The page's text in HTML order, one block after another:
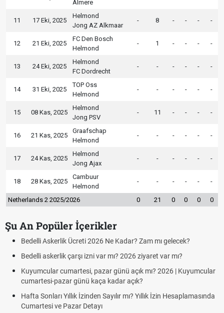
Almere
11 17 Eki, 2025
Helmond
Jong AZ Alkmaar
- 8 - - - -
12 21 Eki, 2025
FC Den Bosch
Helmond
- 1 - - - -
13 24 Eki, 2025
Helmond
FC Dordrecht
- - - - - -
14 31 Eki, 2025
TOP Oss
Helmond
- - - - - -
15 08 Kas, 2025
Helmond
Jong PSV
- 11 - - - -
16 21 Kas, 2025
Graafschap
Helmond
- - - - - -
17 24 Kas, 2025
Helmond
Jong Ajax
- - - - - -
18 28 Kas, 2025
Cambuur
Helmond
- - - - - -
Netherlands 2 2025/2026 0 21 0 0 0 0
Şu An Popüler İçerikler
Bedelli Askerlik Ücreti 2026 Ne Kadar? Zam mı gelecek?
Bedelli askerlik çarşı izni var mı? 2026 ziyaret var mı?
Kuyumcular cumartesi, pazar günü açık mı? 2026 | Kuyumcular
cumartesi-pazar günü kaça kadar açık?
Hafta Sonları Yıllık İzinden Sayılır mı? Yıllık İzin Hesaplamasında
Cumartesi ve Pazar Detayı